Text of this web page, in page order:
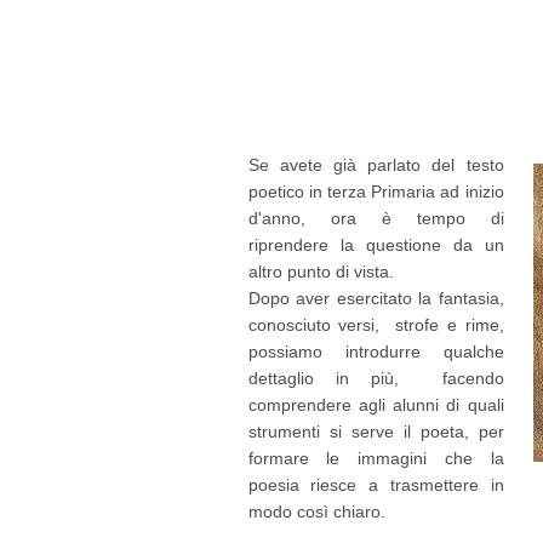
Se avete già parlato del testo
poetico in terza Primaria ad inizio
d'anno, ora è tempo di
riprendere la questione da un
altro punto di vista.
Dopo aver esercitato la fantasia,
conosciuto versi, strofe e rime,
possiamo introdurre qualche
dettaglio in più, facendo
comprendere agli alunni di quali
strumenti si serve il poeta, per
formare le immagini che la
poesia riesce a trasmettere in
modo così chiaro.